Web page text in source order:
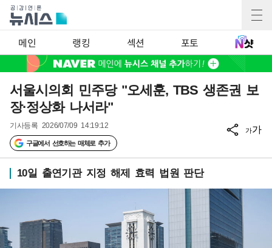
메인 랭킹 섹션 포토
서울시의회 민주당 "오세훈, TBS 생존권 보
장·정상화 나서라"
기사등록 2026/07/09 14:19:12
구글에서 선호하는 매체로 추가
가가
10일 출연기관 지정 해제 효력 법원 판단